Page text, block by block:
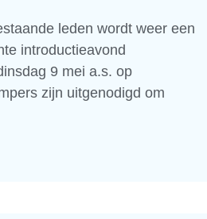
leden wordt weer een
introductieavond
9 mei a.s. op
zijn uitgenodigd om